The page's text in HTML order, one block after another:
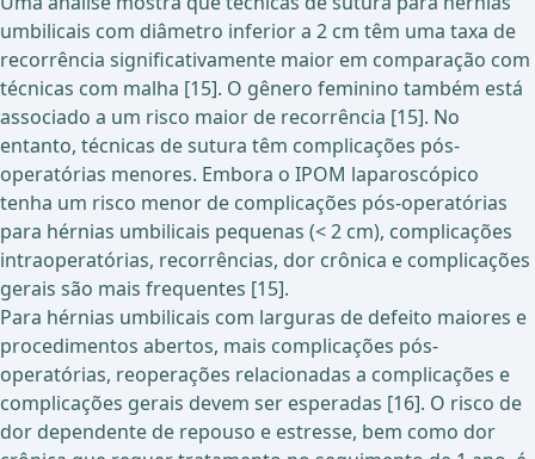
umbilicais com diâmetro inferior a 2 cm têm uma taxa de
recorrência significativamente maior em comparação com
técnicas com malha [15]. O gênero feminino também está
associado a um risco maior de recorrência [15]. No
entanto, técnicas de sutura têm complicações pós-
operatórias menores. Embora o IPOM laparoscópico
tenha um risco menor de complicações pós-operatórias
para hérnias umbilicais pequenas (< 2 cm), complicações
intraoperatórias, recorrências, dor crônica e complicações
gerais são mais frequentes [15].
Para hérnias umbilicais com larguras de defeito maiores e
procedimentos abertos, mais complicações pós-
operatórias, reoperações relacionadas a complicações e
complicações gerais devem ser esperadas [16]. O risco de
dor dependente de repouso e estresse, bem como dor